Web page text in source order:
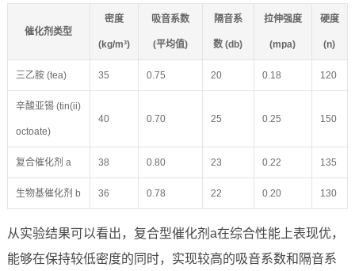
催化剂类型
密度
(kg/m³)
吸音系数
(平均值)
隔音系
数 (db)
拉伸强度
(mpa)
硬度
(n)
三乙胺 (tea) 35 0.75 20 0.18 120
辛酸亚锡 (tin(ii)
octoate)
40 0.70 25 0.25 150
复合催化剂 a 38 0.80 23 0.22 135
生物基催化剂 b 36 0.78 22 0.20 130
从实验结果可以看出，复合型催化剂a在综合性能上表现优，
能够在保持较低密度的同时，实现较高的吸音系数和隔音系